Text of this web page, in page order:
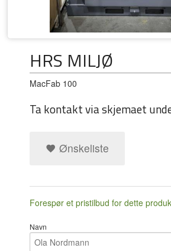
HRS MILJØ
MacFab 100
Ta kontakt via skjemaet
Ønskeliste
Forespør et pristilbud for dette
Navn